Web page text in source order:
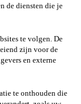
de diensten die je
te volgen. De
zijn voor de
en externe
te onthouden die